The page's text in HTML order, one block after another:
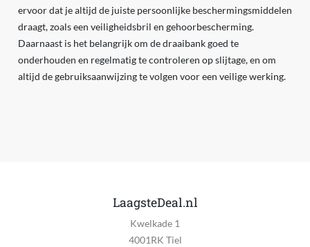
ervoor dat je altijd de juiste persoonlijke beschermingsmiddelen
draagt, zoals een veiligheidsbril en gehoorbescherming.
Daarnaast is het belangrijk om de draaibank goed te
onderhouden en regelmatig te controleren op slijtage, en om
altijd de gebruiksaanwijzing te volgen voor een veilige werking.
LaagsteDeal.nl
Kwelkade 1
4001RK Tiel